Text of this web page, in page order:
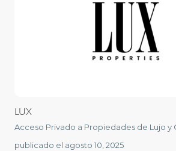
LUX
Acceso Privado a Propiedades de Lujo y
publicado el agosto 10, 2025